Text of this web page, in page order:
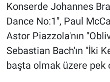
Konserde Johannes
Dance No:1", Paul
Astor Piazzola'nın
Sebastian Bach'ın "İki
başta olmak üzere pek